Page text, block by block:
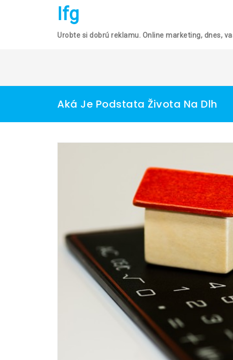
Ifg
Urobte si dobrú reklamu. Online marketing, dnes,
Aká Je Podstata Života Na Dlh